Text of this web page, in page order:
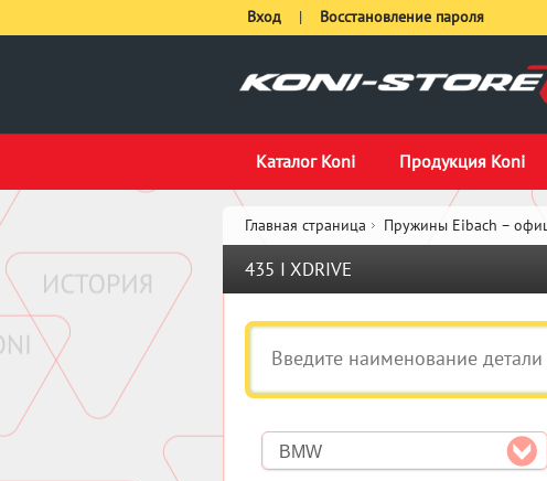
Каталог Koni Продукция Koni
Вход | Восстановление пароля
Главная страница Пружины Eibach –
435 I XDRIVE
BMW